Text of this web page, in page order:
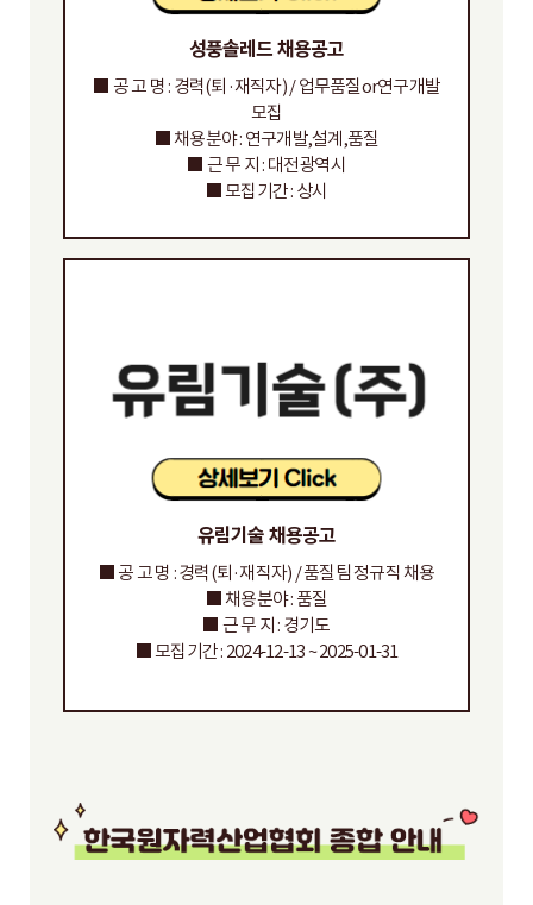
성풍솔레드 채용공고
■ 공 고 명 : 경력(퇴·재직자) / 업무품질or연구개발
모집
■ 채용분야 : 연구개발,설계,품질
■ 근 무 지 : 대전광역시
■ 모집기간 : 상시
유림기술 채용공고
■ 공 고 명 : 경력(퇴·재직자) / 품질팀 정규직 채용
■ 채용분야 : 품질
■ 근 무 지 : 경기도
■ 모집기간 : 2024-12-13 ~ 2025-01-31